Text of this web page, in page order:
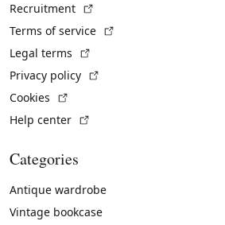
Recruitment
Terms of service
Legal terms
Privacy policy
Cookies
Help center
Categories
Antique wardrobe
Vintage bookcase